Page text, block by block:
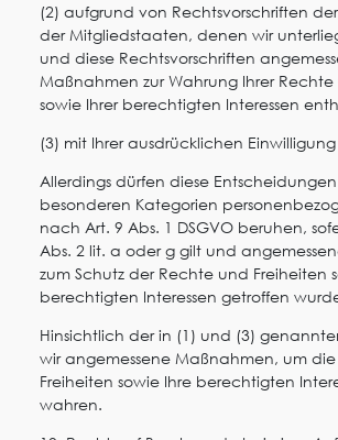
(2) aufgrund von Rechtsvorschriften
der Mitgliedstaaten, denen wir
und diese Rechtsvorschriften
Maßnahmen zur Wahrung Ihrer
sowie Ihrer berechtigten Interessen
(3) mit Ihrer ausdrücklichen
Allerdings dürfen diese
besonderen Kategorien
nach Art. 9 Abs. 1 DSGVO beruhen,
Abs. 2 lit. a oder g gilt und
zum Schutz der Rechte und Freiheiten
berechtigten Interessen getroffen
Hinsichtlich der in (1) und (3)
wir angemessene Maßnahmen, um
Freiheiten sowie Ihre berechtigten
wahren.